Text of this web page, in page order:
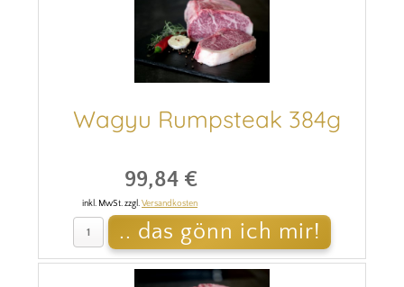
Wagyu Rumpsteak 384g
99,84 €
inkl. MwSt. zzgl.Versandkosten